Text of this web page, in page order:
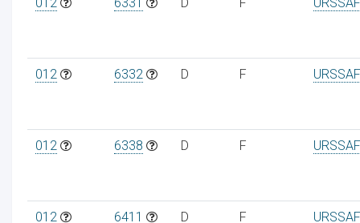
012 6332 D F
012 6338 D F
012 6411 D F